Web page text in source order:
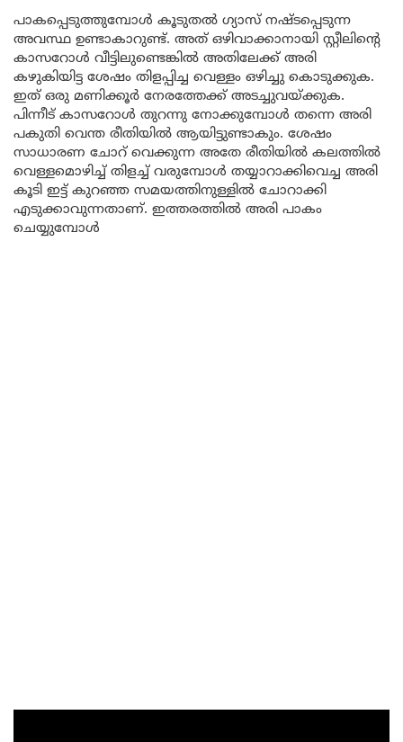
പാകപ്പെടുത്തുമ്പോൾ കൂടുതൽ ഗ്യാസ് നഷ്ടപ്പെടുന്ന
അവസ്ഥ ഉണ്ടാകാറുണ്ട്. അത് ഒഴിവാക്കാനായി സ്റ്റീലിന്റെ
കാസറോൾ വീട്ടിലുണ്ടെങ്കിൽ അതിലേക്ക് അരി
കഴുകിയിട്ട ശേഷം തിളപ്പിച്ച വെള്ളം ഒഴിച്ചു കൊടുക്കുക.
ഇത് ഒരു മണിക്കൂർ നേരത്തേക്ക് അടച്ചുവയ്ക്കുക.
പിന്നീട് കാസറോൾ തുറന്നു നോക്കുമ്പോൾ തന്നെ അരി
പകുതി വെന്ത രീതിയിൽ ആയിട്ടുണ്ടാകും. ശേഷം
സാധാരണ ചോറ് വെക്കുന്ന അതേ രീതിയിൽ കലത്തിൽ
വെള്ളമൊഴിച്ച് തിളച്ച് വരുമ്പോൾ തയ്യാറാക്കിവെച്ച അരി
കൂടി ഇട്ട് കുറഞ്ഞ സമയത്തിനുള്ളിൽ ചോറാക്കി
എടുക്കാവുന്നതാണ്. ഇത്തരത്തിൽ അരി പാകം
ചെയ്യുമ്പോൾ